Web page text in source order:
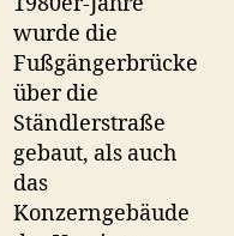
wurde die
Fußgängerbrücke
über die
Ständlerstraße
gebaut, als auch
das
Konzerngebäude